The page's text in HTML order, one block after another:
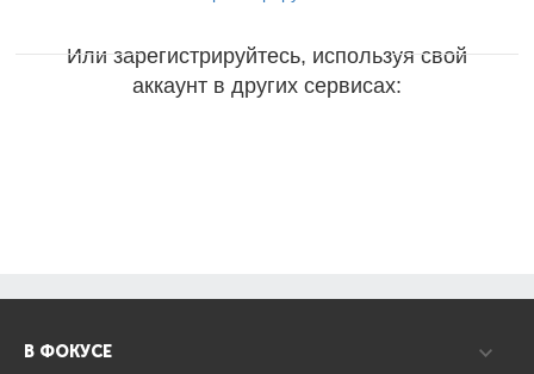
Или зарегистрируйтесь, используя свой
аккаунт в других сервисах:
В ФОКУСЕ